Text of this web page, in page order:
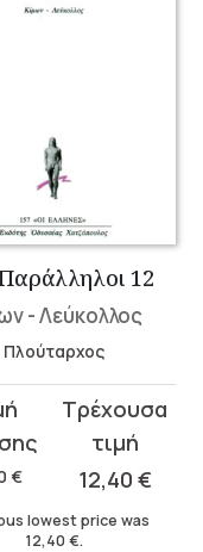
Παράλληλοι 12
- Λεύκολλος
Πλούταρχος
€ 12,40 €
lowest price was
12,40€.